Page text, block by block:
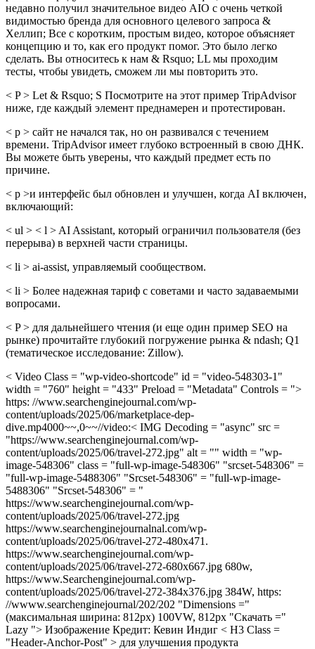
недавно получил значительное видео AIO с очень четкой
видимостью бренда для основного целевого запроса &
Хеллип; Все с коротким, простым видео, которое объясняет
концепцию и то, как его продукт помог. Это было легко
сделать. Вы относитесь к нам & Rsquo; LL мы проходим
тесты, чтобы увидеть, сможем ли мы повторить это.
< P > Let & Rsquo; S Посмотрите на этот пример TripAdvisor
ниже, где каждый элемент преднамерен и протестирован.
< p > сайт не начался так, но он развивался с течением
времени. TripAdvisor имеет глубоко встроенный в свою ДНК.
Вы можете быть уверены, что каждый предмет есть по
причине.
< p >и интерфейс был обновлен и улучшен, когда AI включен,
включающий:
< ul > < l > AI Assistant, который ограничил пользователя (без
перерыва) в верхней части страницы.
< li > ai-assist, управляемый сообществом.
< li > Более надежная тариф с советами и часто задаваемыми
вопросами.
< P > для дальнейшего чтения (и еще один пример SEO на
рынке) прочитайте глубокий погружение рынка & ndash; Q1
(тематическое исследование: Zillow).
< Video Class = "wp-video-shortcode" id = "video-548303-1"
width = "760" height = "433" Preload = "Metadata" Controls = ">
https: //www.searchenginejournal.com/wp-
content/uploads/2025/06/marketplace-dep-
dive.mp4000~~,0~~//video:< IMG Decoding = "async" src =
"https://www.searchenginejournal.com/wp-
content/uploads/2025/06/travel-272.jpg" alt = "" width = "wp-
image-548306" class = "full-wp-image-548306" "srcset-548306" =
"full-wp-image-5488306" "Srcset-548306" = "full-wp-image-
5488306" "Srcset-548306" = "
https://www.searchenginejournal.com/wp-
content/uploads/2025/06/travel-272.jpg
https://www.searchenginejournalnal.com/wp-
content/uploads/2025/06/travel-272-480x471.
https://www.searchenginejournal.com/wp-
content/uploads/2025/06/travel-272-680x667.jpg 680w,
https://www.Searchenginejournal.com/wp-
content/uploads/2025/06/travel-272-384x376.jpg 384W, https:
//wwww.searchenginejournal/202/202 "Dimensions =" ​​
(максимальная ширина: 812px) 100VW, 812px "Скачать ="
Lazy "> Изображение Кредит: Кевин Индиг < H3 Class =
"Header-Anchor-Post" > для улучшения продукта